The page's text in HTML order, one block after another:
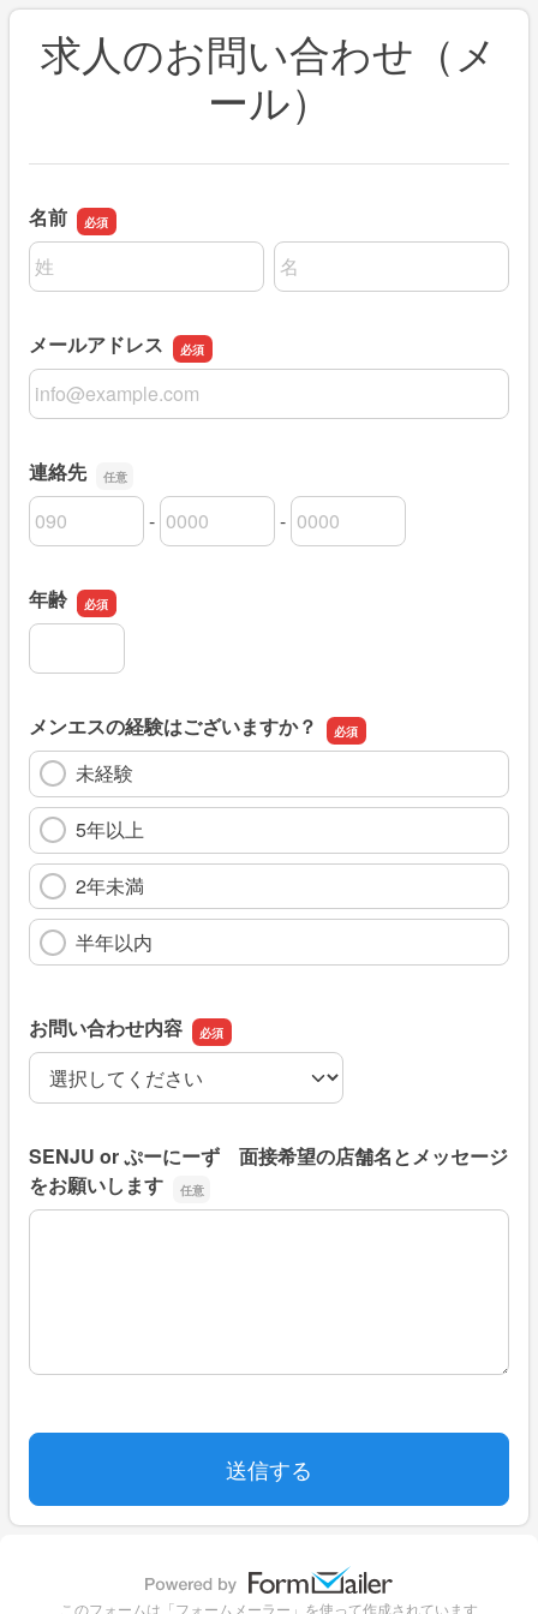
求人のお問い合わせ（メ
ール）
名前
名前の姓
名前の名
メールアドレス
メールアドレス
連絡先
連絡先の市外局番
-
連絡先の市内局番 -
連絡先の加入者番号
年齢
年齢
メンエスの経験はございますか？
未経験
5年以上
2年未満
半年以内
お問い合わせ内容
お問い合わせ内容
SENJU or ぷーにーず 面接希望の店舗名とメッセージ
をお願いします
SENJU or ぷーにーず 面接希望の店舗名とメッセージを
このフォームは「フォームメーラー」を使って作成されています